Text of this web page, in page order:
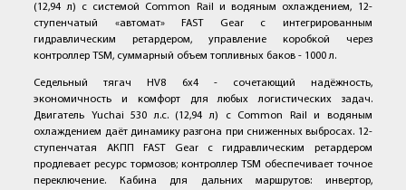
(12,94 л) с системой Common Rail и водяным охлаждением, 12-
ступенчатый «автомат» FAST Gear с интегрированным
гидравлическим ретардером, управление коробкой через
контроллер TSM, суммарный объем топливных баков - 1000 л.
Седельный тягач HV8 6х4 - сочетающий надёжность,
экономичность и комфорт для любых логистических задач.
Двигатель Yuchai 530 л.с. (12,94 л) с Common Rail и водяным
охлаждением даёт динамику разгона при сниженных выбросах. 12-
ступенчатая АКПП FAST Gear с гидравлическим ретардером
продлевает ресурс тормозов; контроллер TSM обеспечивает точное
переключение. Кабина для дальних маршрутов: инвертор,